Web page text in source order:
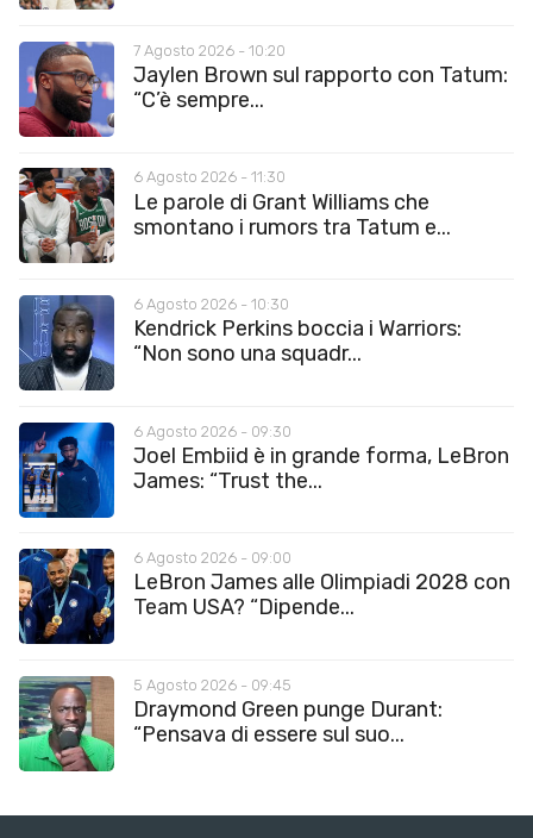
7 Agosto 2026 - 10:20
Jaylen Brown sul rapporto con Tatum:
“C’è sempre...
6 Agosto 2026 - 11:30
Le parole di Grant Williams che
smontano i rumors tra Tatum e...
6 Agosto 2026 - 10:30
Kendrick Perkins boccia i Warriors:
“Non sono una squadr...
6 Agosto 2026 - 09:30
Joel Embiid è in grande forma, LeBron
James: “Trust the...
6 Agosto 2026 - 09:00
LeBron James alle Olimpiadi 2028 con
Team USA? “Dipende...
5 Agosto 2026 - 09:45
Draymond Green punge Durant:
“Pensava di essere sul suo...